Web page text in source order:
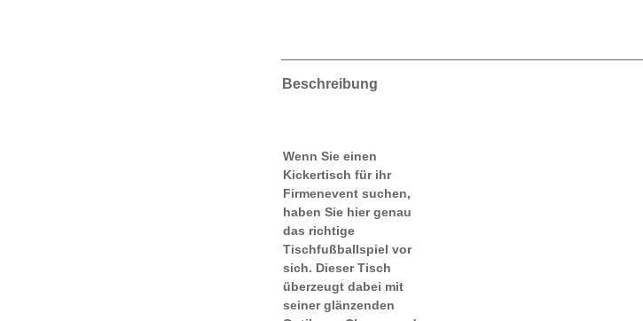
Beschreibung
Wenn Sie einen
Kickertisch für ihr
Firmenevent suchen,
haben Sie hier genau
das richtige
Tischfußballspiel vor
sich. Dieser Tisch
überzeugt dabei mit
seiner glänzenden